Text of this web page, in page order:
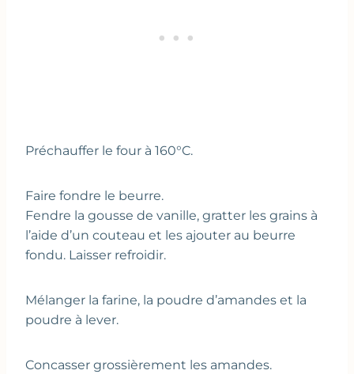
Préchauffer le four à 160°C.
Faire fondre le beurre.
Fendre la gousse de vanille, gratter les grains à
l’aide d’un couteau et les ajouter au beurre
fondu. Laisser refroidir.
Mélanger la farine, la poudre d’amandes et la
poudre à lever.
Concasser grossièrement les amandes.